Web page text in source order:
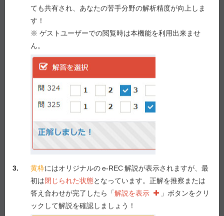
ても共有され、あなたの苦手分野の解析精度が向上しま
す！
※ ゲストユーザーでの閲覧時は本機能を利用出来ませ
ん。
3. 黄枠にはオリジナルのe-REC解説が表示されますが、最
初は閉じられた状態となっています。正解を推察または
答え合わせが完了したら「解説を表示
」ボタンをクリ
ックして解説を確認しましょう！
問286（病態・薬物治療）
服用回数を分割する前に、患者に出現していた症状は
どれか。1つ選べ。
１ アカシジア
２ 急性ジストニア
３ 遅発性ジスキネジア
４ on−off現象
５ wearing−off現象
この患者は、その後、薬を頻回に内服することを考え
ると気分がすぐれなくなり、うつ病が再発したため、2
年前（66歳時）から精神科でセルトラリン塩酸塩錠の
服用を再開した。2ヶ月ほど前から、3年前（65歳時）